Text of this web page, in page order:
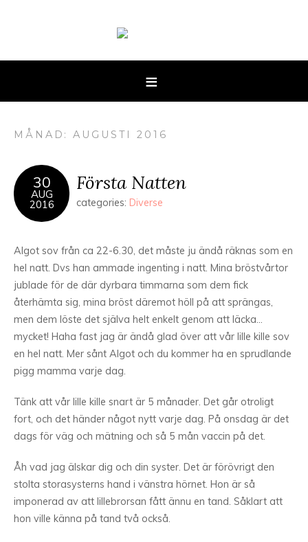
MÅNAD: AUGUSTI 2016
30
AUG
2016
Första Natten
categories: Diverse
Algot sov från ca 22-6.30, det måste ju ändå räknas som en
hel natt. Dvs han ammade ingenting i natt. Mina bröstvårtor
jublade för de där dyrbara timmarna som dem fick
återhämta sig, mina bröst däremot höll på att sprängas,
men dem löste det själva helt enkelt genom att läcka…
mycket! Haha fast jag är ändå glad över att vår lille kille sov
en hel natt. Mer sånt Algot och du kommer ha en sprudlande
pigg mamma varje dag.
Tänk att vår lille kille snart är 5 månader. Det går otroligt
fort, och det händer något nytt varje dag. På onsdag är det
dags för väg och mätning och så 5 mån vaccin på det.
Åh vad jag älskar dig och din syster. Det är förövrigt den
stolta storasysterns hand i vänstra hörnet. Hon är så
imponerad av att lillebrorsan fått ännu en tand. Såklart att
hon ville känna på tand två också.